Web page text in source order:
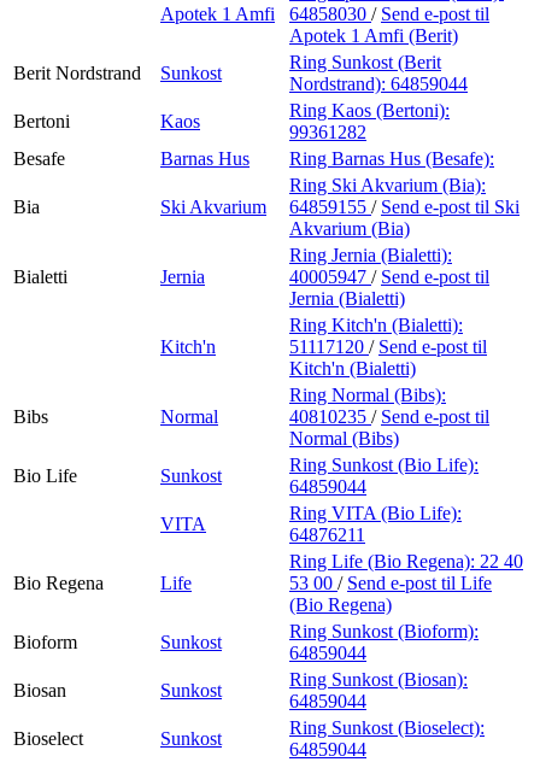
Apotek 1 Amfi
64858030 / Send e-post til
Apotek 1 Amfi (Berit)
Berit Nordstrand
Sunkost
Ring Sunkost (Berit
Nordstrand): 64859044
Bertoni
Kaos
Ring Kaos (Bertoni):
99361282
Besafe
Barnas Hus Ring Barnas Hus (Besafe):
Bia Ski Akvarium
Ring Ski Akvarium (Bia):
64859155 / Send e-post til Ski
Akvarium (Bia)
Bialetti Jernia
Ring Jernia (Bialetti):
40005947 / Send e-post til
Jernia (Bialetti)
Kitch'n
Ring Kitch'n (Bialetti):
51117120 / Send e-post til
Kitch'n (Bialetti)
Bibs Normal
Ring Normal (Bibs):
40810235 / Send e-post til
Normal (Bibs)
Bio Life
Sunkost
Ring Sunkost (Bio Life):
64859044
VITA
Ring VITA (Bio Life):
64876211
Bio Regena Life
Ring Life (Bio Regena): 22 40
53 00 / Send e-post til Life
(Bio Regena)
Bioform
Sunkost
Ring Sunkost (Bioform):
64859044
Biosan
Sunkost
Ring Sunkost (Biosan):
64859044
Bioselect
Sunkost
Ring Sunkost (Bioselect):
64859044